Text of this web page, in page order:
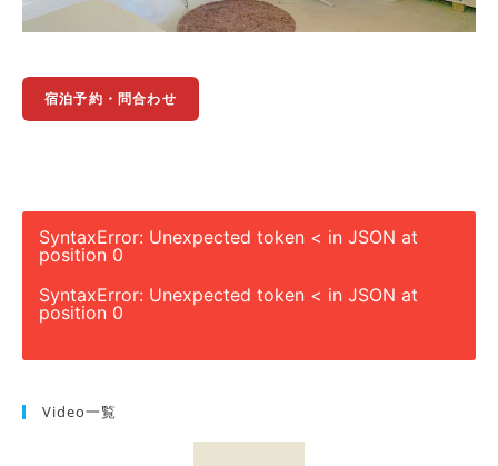
宿泊予約・問合わせ
SyntaxError: Unexpected token < in JSON at
position 0
SyntaxError: Unexpected token < in JSON at
position 0
Video一覧